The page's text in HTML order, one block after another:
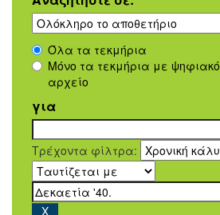
Όλα τα τεκμήρια
Μόνο τα τεκμήρια με ψηφιακό
αρχείο
για
Τρέχοντα φίλτρα: